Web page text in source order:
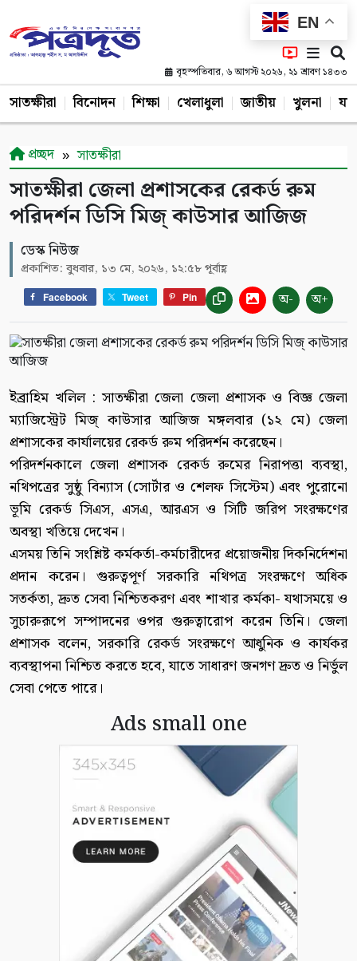
EN
বৃহস্পতিবার, ৬ আগস্ট ২০২৬, ২১ শ্রাবণ ১৪৩৩
সাতক্ষীরা বিনোদন শিক্ষা খেলাধুলা জাতীয় খুলনা
প্রচ্ছদ সাতক্ষীরা
সাতক্ষীরা জেলা প্রশাসকের রেকর্ড রুম
পরিদর্শন ডিসি মিজ্ কাউসার আজিজ
ডেস্ক নিউজ
প্রকাশিত: বুধবার, ১৩ মে, ২০২৬, ১২:৫৮ পূর্বাহ্ণ
Facebook Tweet Pin অ- অ+
ইব্রাহিম খলিল : সাতক্ষীরা জেলা জেলা প্রশাসক ও বিজ্ঞ জেলা
ম্যাজিস্ট্রেট মিজ্ কাউসার আজিজ মঙ্গলবার (১২ মে) জেলা
প্রশাসকের কার্যালয়ের রেকর্ড রুম পরিদর্শন করেছেন।
পরিদর্শনকালে জেলা প্রশাসক রেকর্ড রুমের নিরাপত্তা ব্যবস্থা,
নথিপত্রের সুষ্ঠু বিন্যাস (সোর্টার ও শেলফ সিস্টেম) এবং পুরোনো
ভূমি রেকর্ড সিএস, এসএ, আরএস ও সিটি জরিপ সংরক্ষণের
অবস্থা খতিয়ে দেখেন।
এসময় তিনি সংশ্লিষ্ট কর্মকর্তা-কর্মচারীদের প্রয়োজনীয় দিকনির্দেশনা
প্রদান করেন। গুরুত্বপূর্ণ সরকারি নথিপত্র সংরক্ষণে অধিক
সতর্কতা, দ্রুত সেবা নিশ্চিতকরণ এবং শাখার কর্মকা- যথাসময়ে ও
সুচারুরূপে সম্পাদনের ওপর গুরুত্বারোপ করেন তিনি। জেলা
প্রশাসক বলেন, সরকারি রেকর্ড সংরক্ষণে আধুনিক ও কার্যকর
ব্যবস্থাপনা নিশ্চিত করতে হবে, যাতে সাধারণ জনগণ দ্রুত ও নির্ভুল
সেবা পেতে পারে।
Ads small one